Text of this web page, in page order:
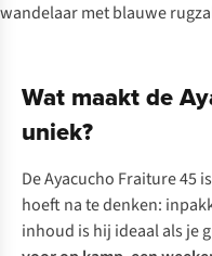
Wat maakt de
uniek?
De Ayacucho Fraiture 45
hoeft na te denken:
inhoud is hij ideaal als je